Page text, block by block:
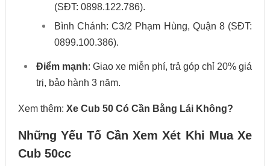
(SĐT: 0898.122.786).
Bình Chánh: C3/2 Phạm Hùng, Quận 8 (SĐT:
0899.100.386).
Điểm mạnh: Giao xe miễn phí, trả góp chỉ 20% giá
trị, bảo hành 3 năm.
Xem thêm: Xe Cub 50 Có Cần Bằng Lái Không?
Những Yếu Tố Cần Xem Xét Khi Mua Xe
Cub 50cc